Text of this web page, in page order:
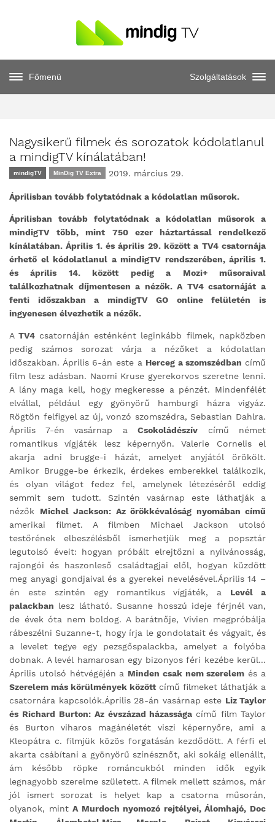
Főmenü Szolgáltatások
Nagysikerű filmek és sorozatok kódolatlanul
a mindigTV kínálatában!
mindigTV MinDig TV Extra 2019. március 29.
Áprilisban tovább folytatódnak a kódolatlan műsorok.
Áprilisban tovább folytatódnak a kódolatlan műsorok a
mindigTV több, mint 750 ezer háztartással rendelkező
kínálatában. Április 1. és április 29. között a TV4 csatornája
érhető el kódolatlanul a mindigTV rendszerében, április 1.
és április 14. között pedig a Mozi+ műsoraival
találkozhatnak díjmentesen a nézők. A TV4 csatornáját a
fenti időszakban a mindigTV GO online felületén is
ingyenesen élvezhetik a nézők.
ATV4 csatornáján esténként leginkább filmek, napközben
pedig számos sorozat várja a nézőket a kódolatlan
időszakban. Április 6-án este a Herceg a szomszédban című
film lesz adásban. Naomi Kruse gyerekorvos szeretne lenni.
A lány maga kell, hogy megkeresse a pénzét. Mindenfélét
elvállal, például egy gyönyörű hamburgi házra vigyáz.
Rögtön felfigyel az új, vonzó szomszédra, Sebastian Dahlra.
Április 7-én vasárnap a Csokoládészív című német
romantikus vígjáték lesz képernyőn. Valerie Cornelis el
akarja adni brugge-i házát, amelyet anyjától örökölt.
Amikor Brugge-be érkezik, érdekes emberekkel találkozik,
és olyan világot fedez fel, amelynek létezéséről eddig
semmit sem tudott. Szintén vasárnap este láthatják a
nézők Michel Jackson: Az örökkévalóság nyomában című
amerikai filmet. A filmben Michael Jackson utolsó
testőrének elbeszélésből ismerhetjük meg a popsztár
legutolsó éveit: hogyan próbált elrejtőzni a nyilvánosság,
rajongói és haszonleső családtagjai elől, hogyan küzdött
meg anyagi gondjaival és a gyerekei nevelésével.Április 14 –
én este szintén egy romantikus vígjáték, a Levél a
palackban lesz látható. Susanne hosszú ideje férjnél van,
de évek óta nem boldog. A barátnője, Vivien megpróbálja
rábeszélni Suzanne-t, hogy írja le gondolatait és vágyait, és
a levelet tegye egy pezsgőspalackba, amelyet a folyóba
dobnak. A levél hamarosan egy bizonyos féri kezébe kerül...
Április utolsó hétvégéjén a Minden csak nem szerelem és a
Szerelem más körülmények közöttcímű filmeket láthatják a
csatornára kapcsolók.Április 28-án vasárnap este Liz Taylor
és Richard Burton: Az évszázad házassága című film Taylor
és Burton viharos magánéletét viszi képernyőre, ami a
Kleopátra c. filmjük közös forgatásán kezdődött. A férfi el
akarta csábítani a gyönyörű színésznőt, aki sokáig ellenállt,
ám később röpke románcukból minden idők egyik
legnagyobb szerelme született. A filmek mellett számos, már
jól ismert sorozat is helyet kap a csatorna műsorán,
olyanok, mintA Murdoch nyomozó rejtélyei, Álomhajó, Doc